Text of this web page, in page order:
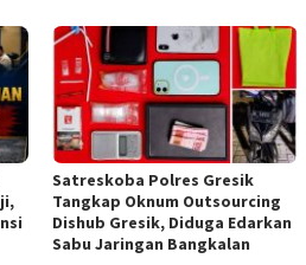
Satreskoba Polres Gresik
Tangkap Oknum Outsourcing
Dishub Gresik, Diduga Edarkan
Sabu Jaringan Bangkalan